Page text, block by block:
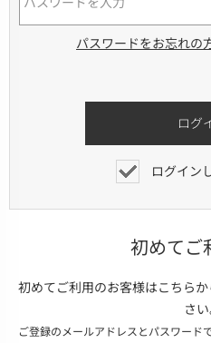
パスワードをお忘れの
ログイン
初めてご
初めてご利用のお客様はこちら
さい
ご登録のメールアドレスとパスワード